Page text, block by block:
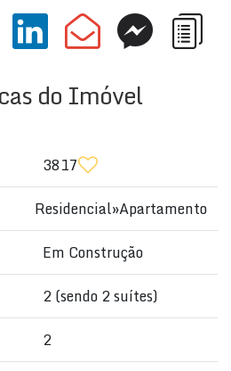
do Imóvel
3817
Residencial»Apartamento
Em Construção
2 (sendo 2 suítes)
2